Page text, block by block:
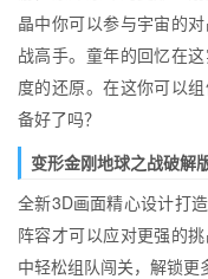
晶中你可以参与宇宙的
战高手。童年的回忆在
度的还原。在这你可以
备好了吗？
变形金刚地球之战破解
全新3D画面精心设计打
阵容才可以应对更强的
中轻松组队闯关，解锁更